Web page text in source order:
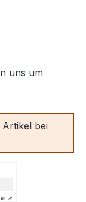
uns um
bei
⇗